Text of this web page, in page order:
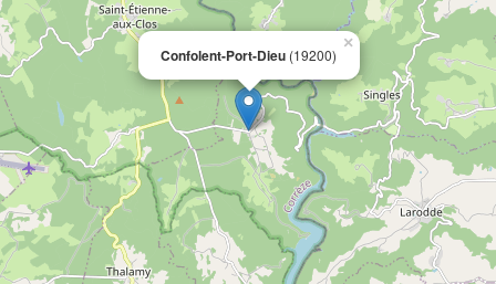
Confolent-Port-Dieu (19200)
×